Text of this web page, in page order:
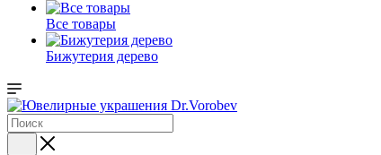
Все товары
Бижутерия дерево